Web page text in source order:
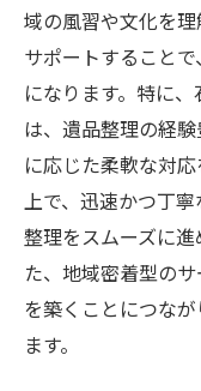
プロセス
深谷市で
新座市で
整理後の
遺品整理
石川の専門家
のヒント
遺品整理
域の風習や文化を
サポートすること
になります。特に
は、遺品整理の経
に応じた柔軟な対
上で、迅速かつ丁
整理をスムーズに
た、地域密着型の
を築くことにつな
ます。